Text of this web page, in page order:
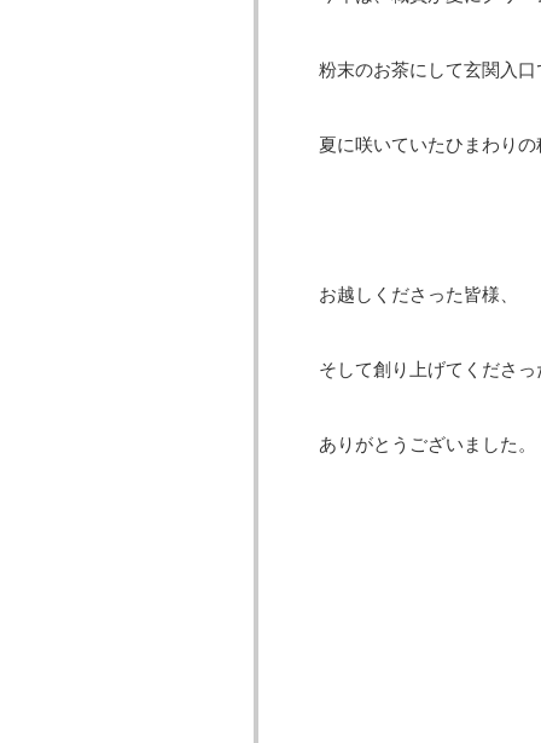
粉末のお茶にして玄関入
夏に咲いていたひまわり
お越しくださった皆様、
そして創り上げてくださ
ありがとうございました。